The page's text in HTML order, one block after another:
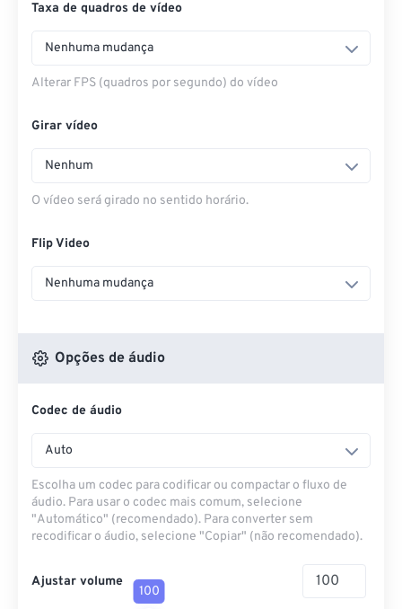
Taxa de quadros de vídeo
Nenhuma mudança
Alterar FPS (quadros por segundo) do vídeo
Girar vídeo
Nenhum
O vídeo será girado no sentido horário.
Flip Video
Nenhuma mudança
Opções de áudio
Codec de áudio
Auto
Escolha um codec para codificar ou compactar o fluxo de
áudio. Para usar o codec mais comum, selecione
"Automático" (recomendado). Para converter sem
recodificar o áudio, selecione "Copiar" (não recomendado).
Ajustar volume
100